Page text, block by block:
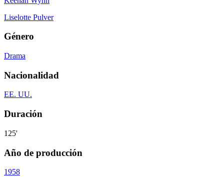
Liselotte Pulver
Género
Drama
Nacionalidad
EE. UU.
Duración
125'
Año de producción
1958